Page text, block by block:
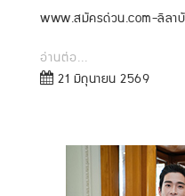
www.สมัครด่วน.com-ลีลาบั
อ่านต่อ...
21 มิถุนายน 2569